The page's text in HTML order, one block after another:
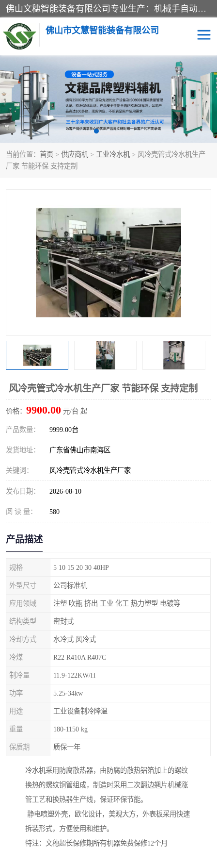
佛山文穗智能装备有限公司专业生产：机械手自动化系列；塑料粉碎机回收系列；塑料混色机系列；温度控制系列：模温机，冷水机；供料输送系列：中央供料系统，欧化/独立式吸料机，分体式吸料机；整机保修一年，易损件除外。
佛山市文慧智能装备有限公司
当前位置： 首页 > 供应商机 > 工业冷水机 > 风冷壳管式冷水机生产
厂家 节能环保 支持定制
风冷壳管式冷水机生产厂家 节能环保 支持定制
价格： 9900.00 元/台 起
产品数量： 9999.00台
发货地址： 广东省佛山市南海区
关键词： 风冷壳管式冷水机生产厂家
发布日期： 2026-08-10
阅 读 量： 580
产品描述
规格 5 10 15 20 30 40HP
外型尺寸 公司标准机
应用领域 注塑 吹瓶 挤出 工业 化工 热力塑型 电镀等
结构类型 密封式
冷却方式 水冷式 风冷式
冷煤 R22 R410A R407C
制冷量 11.9-122KW/H
功率 5.25-34kw
用途 工业设备制冷降温
重量 180-1150 kg
保质期 质保一年
冷水机采用防腐散热器，由防腐的散热铝箔加上的螺纹
换热的螺纹铜管组成，制造时采用二次翻边翘片机械涨
管工艺和换热器生产线，保证环保节能。
静电喷塑外壳，欧化设计，美观大方，外表板采用快速
拆装形式，方便使用和维护。
特注：文穗超长保修期所有机器免费保修12个月
粉碎回收系列 干燥除湿系列
塑料破碎机 工业冷水机
三机一体除湿干燥机 塑料干燥机
塑料混色机 模温机